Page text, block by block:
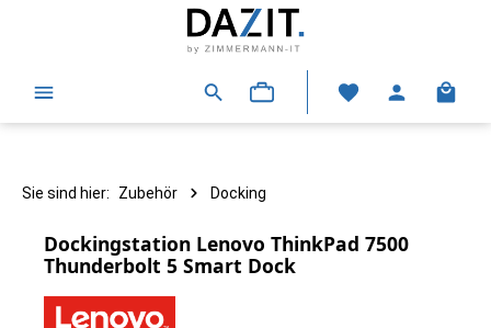
Sie sind hier: Zubehör Docking
Dockingstation Lenovo ThinkPad 7500
Thunderbolt 5 Smart Dock